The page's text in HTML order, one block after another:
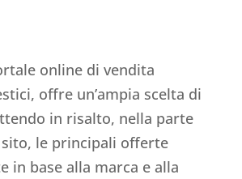
online di vendita
offre un’ampia scelta di
in risalto, nella parte
le principali offerte
in base alla marca e alla